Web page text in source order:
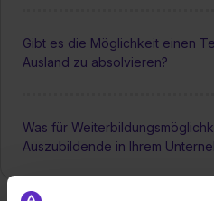
Gibt es die Möglichkeit einen
Ausland zu absolvieren?
Was für
Auszubildende in Ihrem